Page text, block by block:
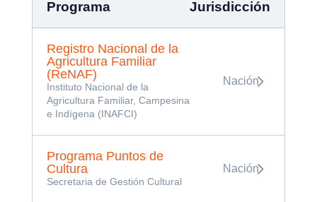
Programa Jurisdicción
Registro Nacional de la
Agricultura Familiar
(ReNAF)
Instituto Nacional de la
Agricultura Familiar, Campesina
e Indígena (INAFCI)
Nación
Programa Puntos de
Cultura
Secretaria de Gestión Cultural
Nación